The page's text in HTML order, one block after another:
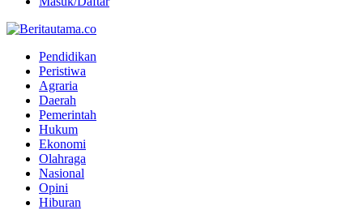
Pendidikan
Peristiwa
Agraria
Daerah
Pemerintah
Hukum
Ekonomi
Olahraga
Nasional
Opini
Hiburan